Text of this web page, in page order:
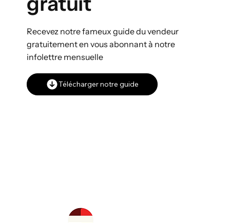
Recevez notre fameux guide du vendeur
gratuitement en vous abonnant à notre
infolettre mensuelle
Télécharger notre guide